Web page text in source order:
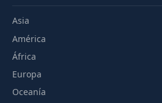
Asia
América
África
Europa
Oceanía